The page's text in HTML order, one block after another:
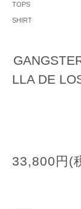
TOPS
SHIRT
LLA DE
33,800円(